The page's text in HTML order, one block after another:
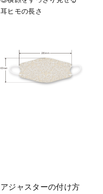
耳ヒモの長さ
アジャスターの付け方